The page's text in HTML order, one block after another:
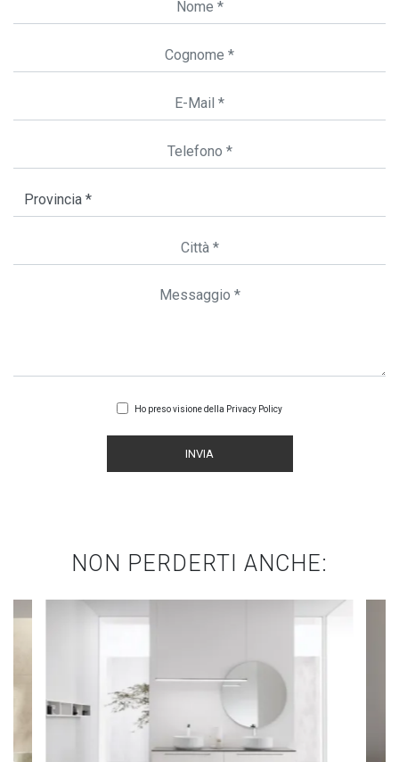
Ho preso visione della Privacy Policy
INVIA
NON PERDERTI ANCHE: